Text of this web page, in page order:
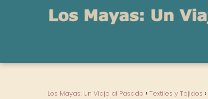
Los Mayas: Un Viaje al Pasado Textiles y Tejidos